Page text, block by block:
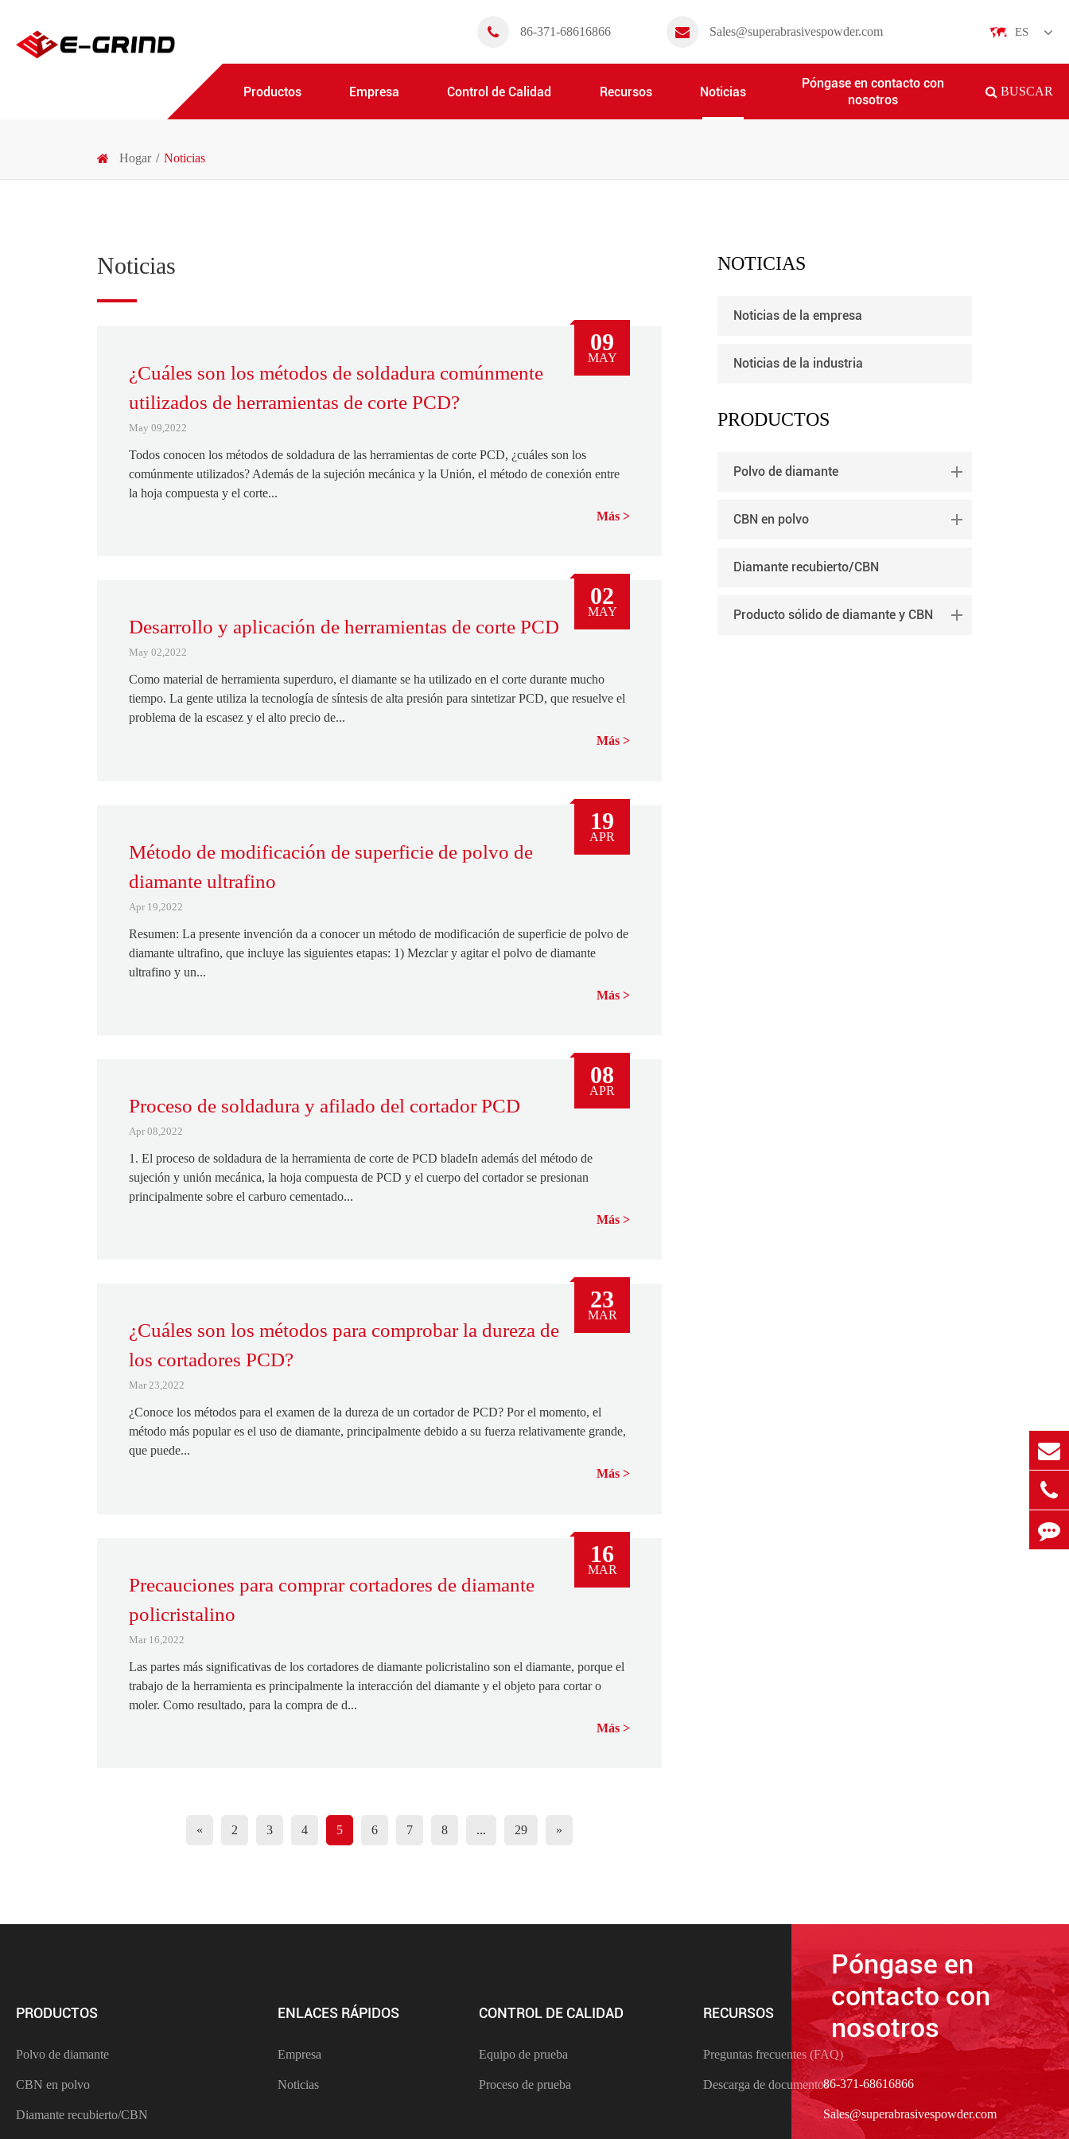
86-371-68616866 Sales@superabrasivespowder.com ES
English
français
Productos Empresa Control de Calidad Recursos Noticias
Póngase en contacto con
nosotros
BUSCAR
Hogar Noticias
Noticias
¿Cuáles son los métodos de soldadura comúnmente
utilizados de herramientas de corte PCD?
May 09,2022
Todos conocen los métodos de soldadura de las herramientas de corte PCD, ¿cuáles son los
comúnmente utilizados? Además de la sujeción mecánica y la Unión, el método de conexión entre
la hoja compuesta y el corte...
Más
09
MAY
Desarrollo y aplicación de herramientas de corte PCD
May 02,2022
Como material de herramienta superduro, el diamante se ha utilizado en el corte durante mucho
tiempo. La gente utiliza la tecnología de síntesis de alta presión para sintetizar PCD, que resuelve el
problema de la escasez y el alto precio de...
Más
02
MAY
Método de modificación de superficie de polvo de
diamante ultrafino
Apr 19,2022
Resumen: La presente invención da a conocer un método de modificación de superficie de polvo de
diamante ultrafino, que incluye las siguientes etapas: 1) Mezclar y agitar el polvo de diamante
ultrafino y un...
Más
19
APR
Proceso de soldadura y afilado del cortador PCD
Apr 08,2022
1. El proceso de soldadura de la herramienta de corte de PCD bladeIn además del método de
sujeción y unión mecánica, la hoja compuesta de PCD y el cuerpo del cortador se presionan
principalmente sobre el carburo cementado...
Más
08
APR
¿Cuáles son los métodos para comprobar la dureza de
los cortadores PCD?
Mar 23,2022
¿Conoce los métodos para el examen de la dureza de un cortador de PCD? Por el momento, el
método más popular es el uso de diamante, principalmente debido a su fuerza relativamente grande,
que puede...
Más
23
MAR
Precauciones para comprar cortadores de diamante
policristalino
Mar 16,2022
Las partes más significativas de los cortadores de diamante policristalino son el diamante, porque el
trabajo de la herramienta es principalmente la interacción del diamante y el objeto para cortar o
moler. Como resultado, para la compra de d...
Más
16
MAR
« 2 3 4 5 6 7 8 ... 29 »
NOTICIAS
Noticias de la empresa
Noticias de la industria
PRODUCTOS
Polvo de diamante
CBN en polvo
Diamante recubierto/CBN
Producto sólido de diamante y CBN
PRODUCTOS
Polvo de diamante
CBN en polvo
Diamante recubierto/CBN
ENLACES RÁPIDOS
Empresa
Noticias
CONTROL DE CALIDAD
Equipo de prueba
Proceso de prueba
RECURSOS
Preguntas frecuentes (FAQ)
Descarga de documentos
Póngase en
contacto con
nosotros
86-371-68616866
Sales@superabrasivespowder.com